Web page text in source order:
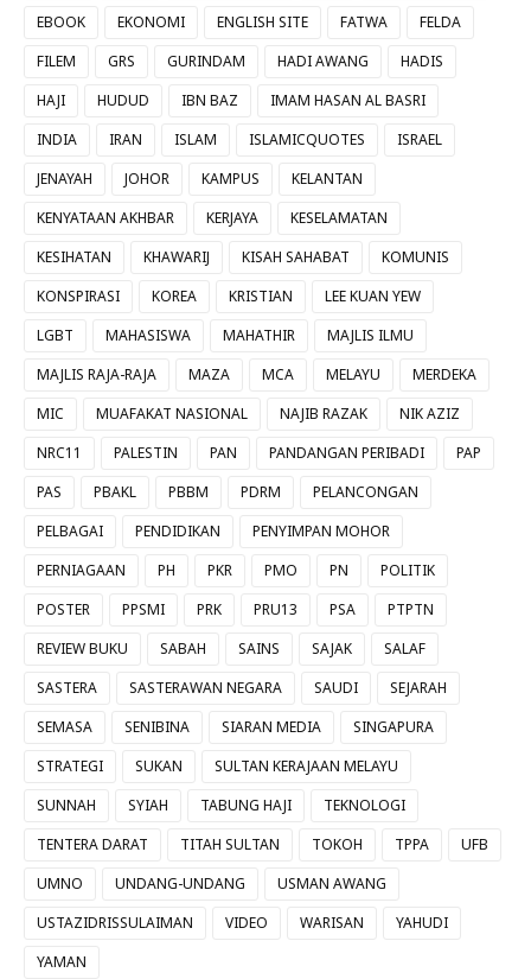
EBOOK
EKONOMI ENGLISH SITE FATWA
FELDA
FILEM
GRS GURINDAM HADI AWANG
HADIS
HAJI
HUDUD IBN BAZ
IMAM HASAN AL BASRI
INDIA
IRAN ISLAM ISLAMICQUOTES
ISRAEL
JENAYAH
JOHOR KAMPUS
KELANTAN
KENYATAAN AKHBAR
KERJAYA
KESELAMATAN
KESIHATAN
KHAWARIJ KISAH SAHABAT
KOMUNIS
KONSPIRASI
KOREA KRISTIAN
LEE KUAN YEW
LGBT
MAHASISWA MAHATHIR
MAJLIS ILMU
MAJLIS RAJA-RAJA
MAZA MCA MELAYU
MERDEKA
MIC
MUAFAKAT NASIONAL NAJIB RAZAK
NIK AZIZ
NRC11
PALESTIN PAN PANDANGAN PERIBADI
PAP
PAS
PBAKL PBBM PDRM
PELANCONGAN
PELBAGAI
PENDIDIKAN
PENYIMPAN MOHOR
PERNIAGAAN
PH PKR PMO PN
POLITIK
POSTER
PPSMI PRK PRU13 PSA
PTPTN
REVIEW BUKU
SABAH SAINS SAJAK
SALAF
SASTERA
SASTERAWAN NEGARA SAUDI
SEJARAH
SEMASA
SENIBINA SIARAN MEDIA
SINGAPURA
STRATEGI
SUKAN
SULTAN KERAJAAN MELAYU
SUNNAH
SYIAH TABUNG HAJI
TEKNOLOGI
TENTERA DARAT
TITAH SULTAN TOKOH TPPA
UFB
UMNO
UNDANG-UNDANG
USMAN AWANG
USTAZIDRISSULAIMAN
VIDEO WARISAN
YAHUDI
YAMAN